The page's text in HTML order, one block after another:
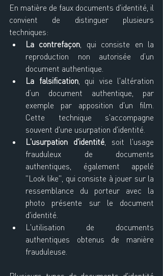
En matière de faux documents d'identité, il
convient de distinguer plusieurs
techniques:
La contrefaçon , qui consiste en la
reproduction non autorisée d’un
document authentique.
La falsification, qui vise l'altération
d’un document authentique, par
exemple par apposition d'un film.
Cette technique s'accompagne
souvent d'une usurpation d'identité.
L'usurpation d'identité , soit l'usage
frauduleux de documents
authentiques, également appelé
"Look like", qui consiste à jouer sur la
ressemblance du porteur avec la
photo présente sur le document
d'identité.
L'utilisation de documents
authentiques obtenus de manière
frauduleuse.